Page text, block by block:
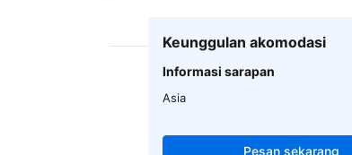
Keunggulan akomodasi
Informasi sarapan
Asia
Pesan sekarang